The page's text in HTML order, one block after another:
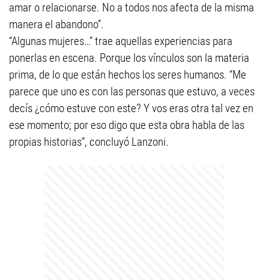
amar o relacionarse. No a todos nos afecta de la misma
manera el abandono”.
“Algunas mujeres…” trae aquellas experiencias para
ponerlas en escena. Porque los vínculos son la materia
prima, de lo que están hechos los seres humanos. “Me
parece que uno es con las personas que estuvo, a veces
decís ¿cómo estuve con este? Y vos eras otra tal vez en
ese momento; por eso digo que esta obra habla de las
propias historias”, concluyó Lanzoni.